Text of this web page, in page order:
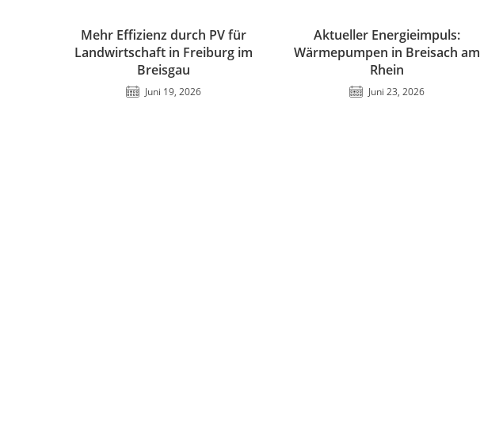
Mehr Effizienz durch PV für
Landwirtschaft in Freiburg im
Breisgau
Juni 19, 2026
Aktueller Energieimpuls:
Wärmepumpen in Breisach am
Rhein
Juni 23, 2026